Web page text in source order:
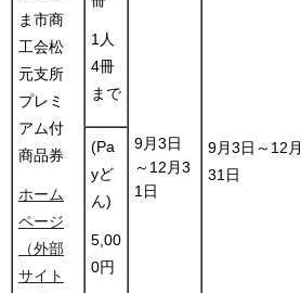
ま市商
工会松
元支所
プレミ
アム付
商品券
ホーム
ページ
（外部
サイト
1人
4冊
まで
9月3日
～12月3
1日
9月3日～12月
31日
(Pa
yど
ん)
5,00
0円